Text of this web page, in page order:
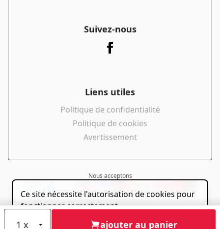
ajouter au panier
Suivez-nous
Liens utiles
Politique de confidentialité
Politique de cookies
Avertissement
Nous acceptons
powered by
Ce site nécessite l'autorisation de cookies pour
fonctionner correctement.
Accepter